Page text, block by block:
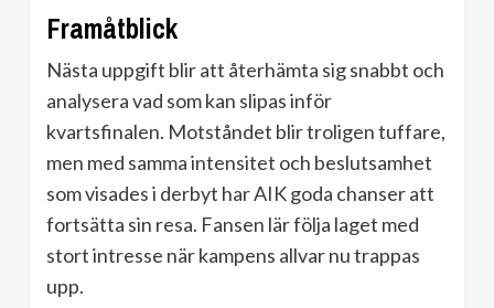
Framåtblick
Nästa uppgift blir att återhämta sig snabbt och
analysera vad som kan slipas inför
kvartsfinalen. Motståndet blir troligen tuffare,
men med samma intensitet och beslutsamhet
som visades i derbyt har AIK goda chanser att
fortsätta sin resa. Fansen lär följa laget med
stort intresse när kampens allvar nu trappas
upp.